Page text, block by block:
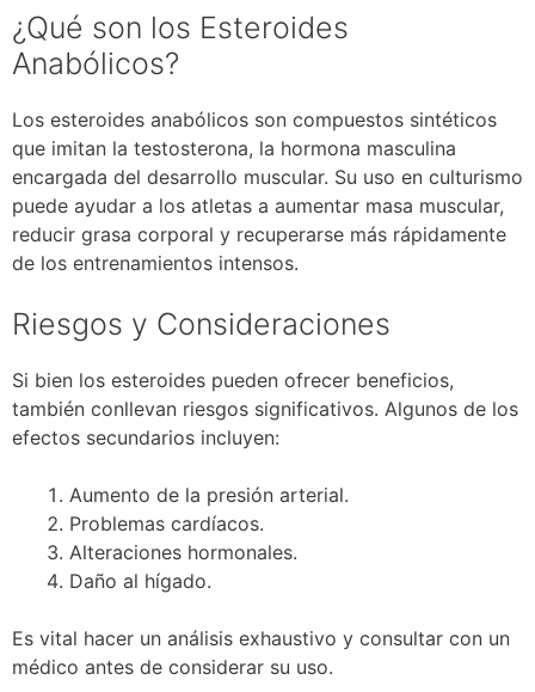
¿Qué son los Esteroides
Anabólicos?
Los esteroides anabólicos son compuestos sintéticos
que imitan la testosterona, la hormona masculina
encargada del desarrollo muscular. Su uso en culturismo
puede ayudar a los atletas a aumentar masa muscular,
reducir grasa corporal y recuperarse más rápidamente
de los entrenamientos intensos.
Riesgos y Consideraciones
Si bien los esteroides pueden ofrecer beneficios,
también conllevan riesgos significativos. Algunos de los
efectos secundarios incluyen:
Aumento de la presión arterial.
Problemas cardíacos.
Alteraciones hormonales.
Daño al hígado.
Es vital hacer un análisis exhaustivo y consultar con un
médico antes de considerar su uso.